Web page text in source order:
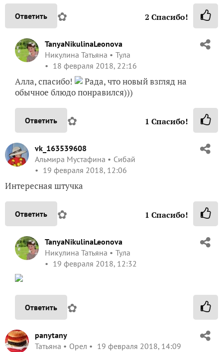
Ответить ✿ 2 Спасибо!
TanyaNikulinaLeonova
Никулина Татьяна
Тула
18 февраля 2018, 22:16
Алла, спасибо!
Рада, что новый взгляд на
обычное блюдо понравился)))
Ответить ✿ 1 Спасибо!
vk_163539608
Альмира Мустафина
Сибай
19 февраля 2018, 12:06
Интересная штучка
Ответить ✿ 1 Спасибо!
TanyaNikulinaLeonova
Никулина Татьяна
Тула
19 февраля 2018, 12:32
Ответить ✿
panytany
Татьяна
Орел 19 февраля 2018, 14:09